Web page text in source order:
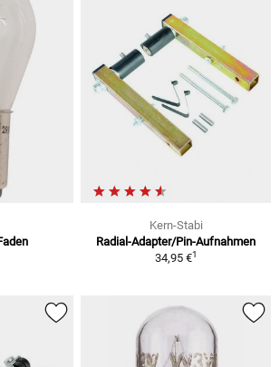
Kern-Stabi
Radial-Adapter/Pin-Aufnahmen
34,95 €1